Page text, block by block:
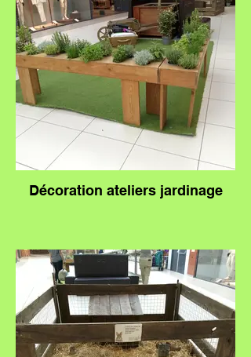
Décoration ateliers jardinage